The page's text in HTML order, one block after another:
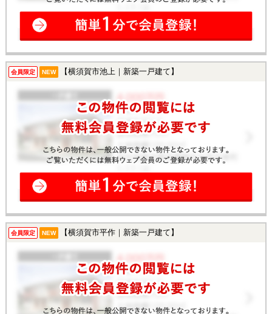
会員限定 NEW 【横須賀市池上｜新築一戸建て】
会員限定 NEW 【横須賀市平作｜新築一戸建て】